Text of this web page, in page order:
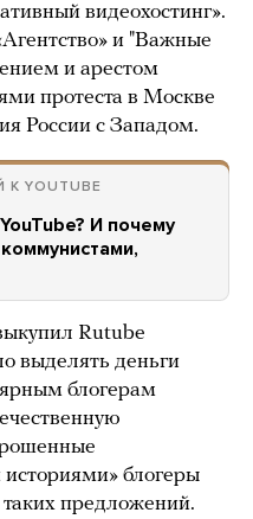
видеохостинг».
и "Важные
и арестом
протеста в Москве
России с Западом.
YOUTUBE
И почему
Rutube
выделять деньги
блогерам
блогеры
таких предложений.